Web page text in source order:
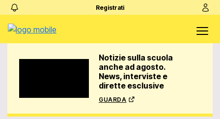
Registrati
Notizie sulla scuola
anche ad agosto.
News, interviste e
dirette esclusive
guarda